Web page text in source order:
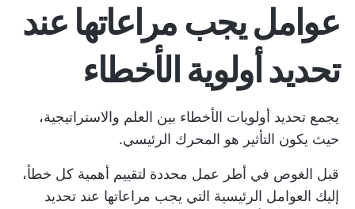
عوامل يجب مراعاتها عند
تحديد أولوية الأخطاء
يجمع تحديد أولويات الأخطاء بين العلم والاستراتيجية،
حيث يكون التأثير هو المحرك الرئيسي.
قبل الغوص في أطر عمل محددة لتقييم أهمية كل خطأ،
إليك العوامل الرئيسية التي يجب مراعاتها عند تحديد